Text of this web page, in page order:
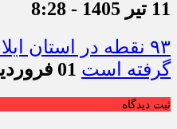
11 تیر 1405 - 8:28
۹۳ نقطه در استان
گرفته است 01 فروردین 1405 - 21:30
ثبت دیدگاه